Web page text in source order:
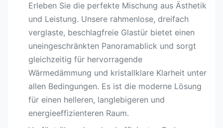
Erleben Sie die perfekte Mischung aus Ästhetik
und Leistung. Unsere rahmenlose, dreifach
verglaste, beschlagfreie Glastür bietet einen
uneingeschränkten Panoramablick und sorgt
gleichzeitig für hervorragende
Wärmedämmung und kristallklare Klarheit unter
allen Bedingungen. Es ist die moderne Lösung
für einen helleren, langlebigeren und
energieeffizienteren Raum.